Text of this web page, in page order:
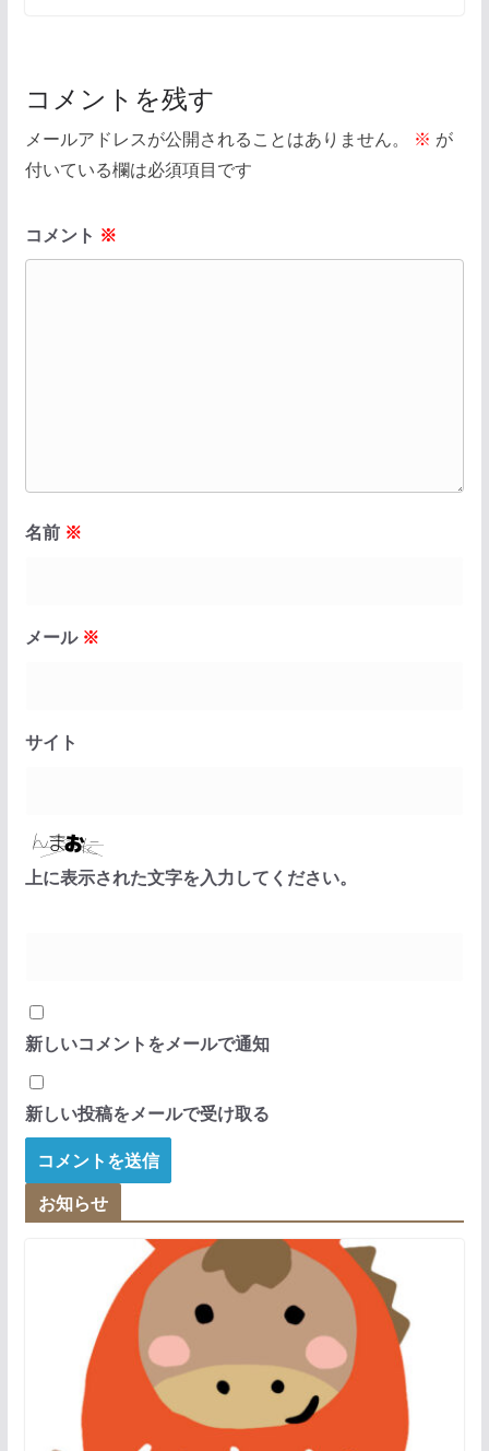
コメントを残す
メールアドレスが公開されることはありません。 ※ が
付いている欄は必須項目です
コメント ※
名前 ※
メール ※
サイト
上に表示された文字を入力してください。
新しいコメントをメールで通知
新しい投稿をメールで受け取る
お知らせ